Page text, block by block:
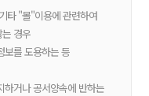
타 "몰"이용에 관련하여
경우
보를 도용하는 등
거나 공서양속에 반하는